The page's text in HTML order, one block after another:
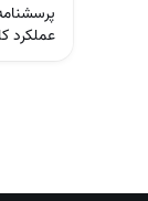
عملکرد